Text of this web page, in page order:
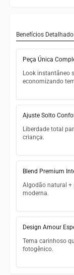
Benefícios
Peça Única
Look instantâneo
economizando
Vestir rápido
Harmonia
Ajuste Solto
Liberdade total
criança.
Acompanha
Circulação
Blend Premium
Algodão natural +
moderna.
Durabilidade
Lavagem
Design Amour
Tema carinhoso
fotogênico.